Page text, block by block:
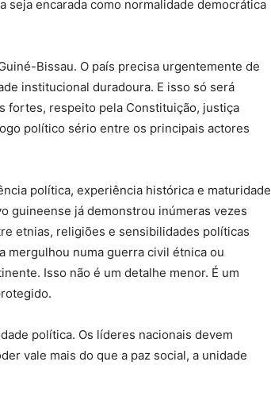
encarada como normalidade democrática
Bissau. O país precisa urgentemente de
institucional duradoura. E isso só será
fortes, respeito pela Constituição, justiça
político sério entre os principais actores
política, experiência histórica e maturidade
guineense já demonstrou inúmeras vezes
etnias, religiões e sensibilidades políticas
mergulhou numa guerra civil étnica ou
Isso não é um detalhe menor. É um
política. Os líderes nacionais devem
vale mais do que a paz social, a unidade